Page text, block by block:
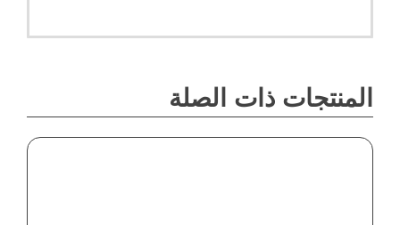
المنتجات ذات الصلة